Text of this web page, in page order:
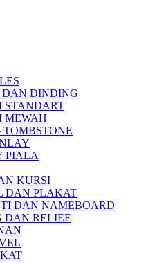
DINDING
STANDART
MEWAH
PIALA
KURSI
DAN PLAKAT
DAN NAMEBOARD
DAN RELIEF